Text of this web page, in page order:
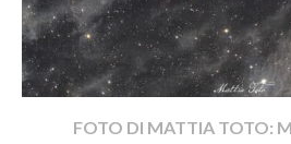
FOTO DI MATTIA TOTO: